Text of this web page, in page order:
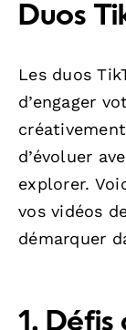
Duos
Les duos
d’engager
d’évoluer
explorer.
vos vidéos
démarquer
1. Défis